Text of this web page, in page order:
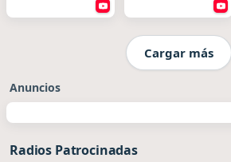
Cargar más
Anuncios
Radios Patrocinadas